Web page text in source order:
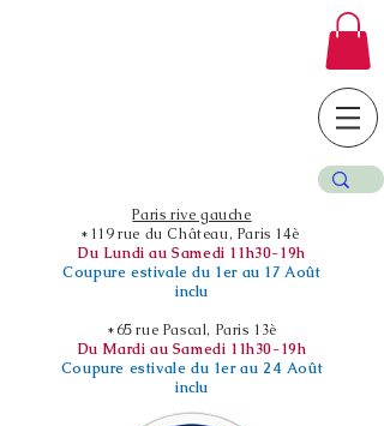
Paris rive gauche
*119 rue du Château, Paris 14è
Du Lundi au Samedi 11h30-19h
Coupure estivale du 1er au 17 Août
inclu
*65 rue Pascal, Paris 13è
Du Mardi au Samedi 11h30-19h
Coupure estivale du 1er au 24 Août
inclu